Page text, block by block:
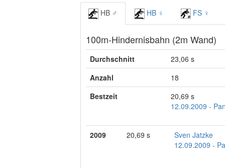
HB ♂ HB ♀ FS ♀
100m-Hindernisbahn (2m Wand)
Durchschnitt
23,06 s
Anzahl
18
Bestzeit
20,69 s
12.09.2009 -
2009 20,69 s
Sven Jatzke
12.09.2009 -